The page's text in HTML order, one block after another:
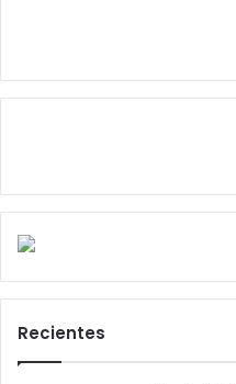
Recientes